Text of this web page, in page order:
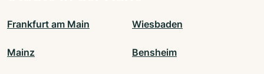
Frankfurt am Main Wiesbaden
Mainz Bensheim